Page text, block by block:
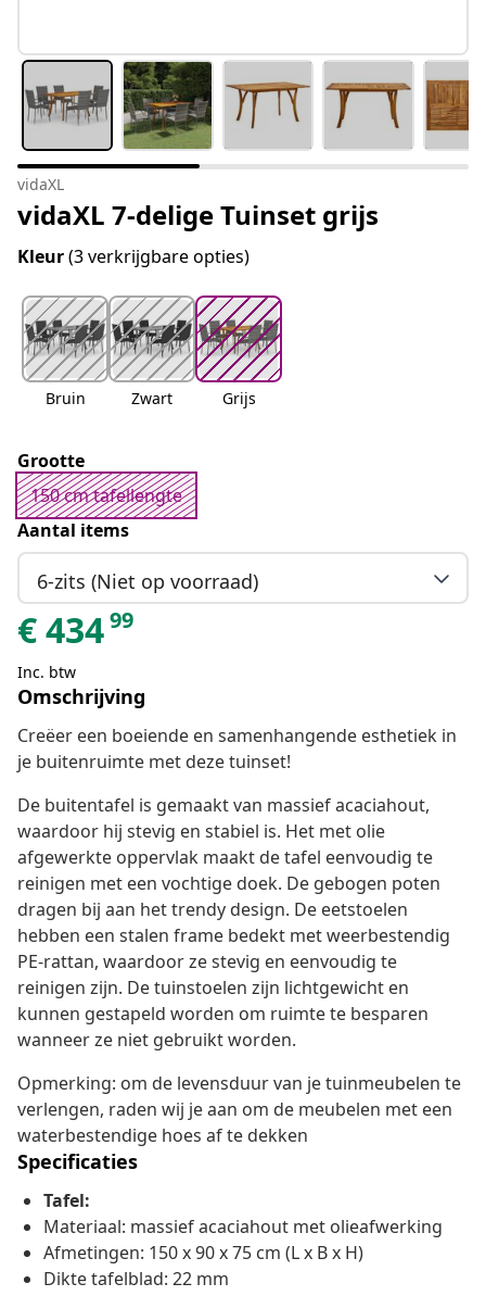
vidaXL
vidaXL 7-delige Tuinset grijs
Kleur(3 verkrijgbare opties)
Bruin Zwart Grijs
Grootte
150 cm tafellengte
Aantal items
6-zits (Niet op voorraad)
€43499
Inc. btw
Omschrijving
Creëer een boeiende en samenhangende esthetiek in
je buitenruimte met deze tuinset!
De buitentafel is gemaakt van massief acaciahout,
waardoor hij stevig en stabiel is. Het met olie
afgewerkte oppervlak maakt de tafel eenvoudig te
reinigen met een vochtige doek. De gebogen poten
dragen bij aan het trendy design. De eetstoelen
hebben een stalen frame bedekt met weerbestendig
PE-rattan, waardoor ze stevig en eenvoudig te
reinigen zijn. De tuinstoelen zijn lichtgewicht en
kunnen gestapeld worden om ruimte te besparen
wanneer ze niet gebruikt worden.
Opmerking: om de levensduur van je tuinmeubelen te
verlengen, raden wij je aan om de meubelen met een
waterbestendige hoes af te dekken
Specificaties
Tafel:
Materiaal: massief acaciahout met olieafwerking
Afmetingen: 150 x 90 x 75 cm (L x B x H)
Dikte tafelblad: 22 mm